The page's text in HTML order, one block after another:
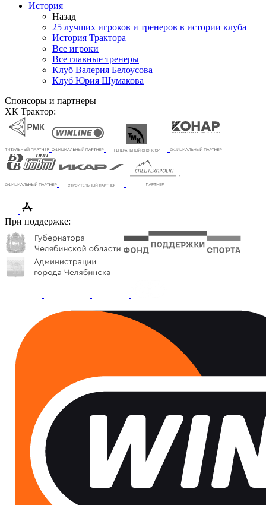
История
Назад
25 лучших игроков и тренеров в истории клуба
История Трактора
Все игроки
Все главные тренеры
Клуб Валерия Белоусова
Клуб Юрия Шумакова
Спонсоры и партнеры
ХК Трактор:
При поддержке: